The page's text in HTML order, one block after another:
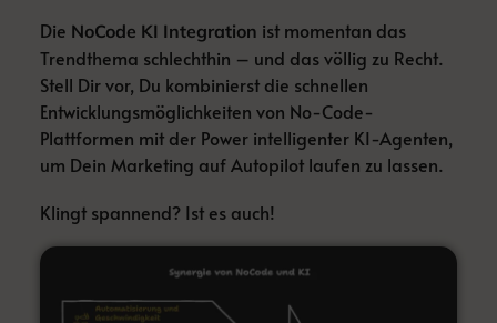
Die NoCode KI Integration ist momentan das
Trendthema schlechthin – und das völlig zu Recht.
Stell Dir vor, Du kombinierst die schnellen
Entwicklungsmöglichkeiten von No-Code-
Plattformen mit der Power intelligenter KI-Agenten,
um Dein Marketing auf Autopilot laufen zu lassen.
Klingt spannend? Ist es auch!